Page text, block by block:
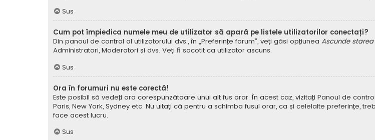
Sus
Cum pot împiedica numele meu de utilizator să apară pe listele utilizatorilor conectați?
Din panoul de control al utilizatorului dvs., în „Preferințe forum”, veți găsi opțiunea Ascunde
Administratori, Moderatori și dvs. Veți fi socotit ca utilizator ascuns.
Sus
Ora în forumuri nu este corectă!
Este posibil să vedeți ora corespunzătoare unui alt fus orar. În acest caz, vizitați Panoul de
Paris, New York, Sydney etc. Nu uitați că pentru a schimba fusul orar, ca și celelalte preferințe,
face acest lucru.
Sus